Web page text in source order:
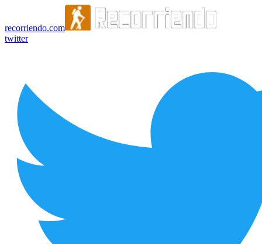
recorriendo.com
twitter